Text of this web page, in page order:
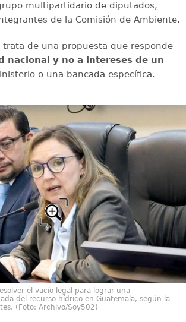
multipartidario de diputados,
de la Comisión de Ambiente.
trata de una propuesta que responde
nacional y no a intereses de un
o una bancada específica.
el vacío legal para lograr una
del recurso hídrico en Guatemala, según la
(Foto: Archivo/Soy502)